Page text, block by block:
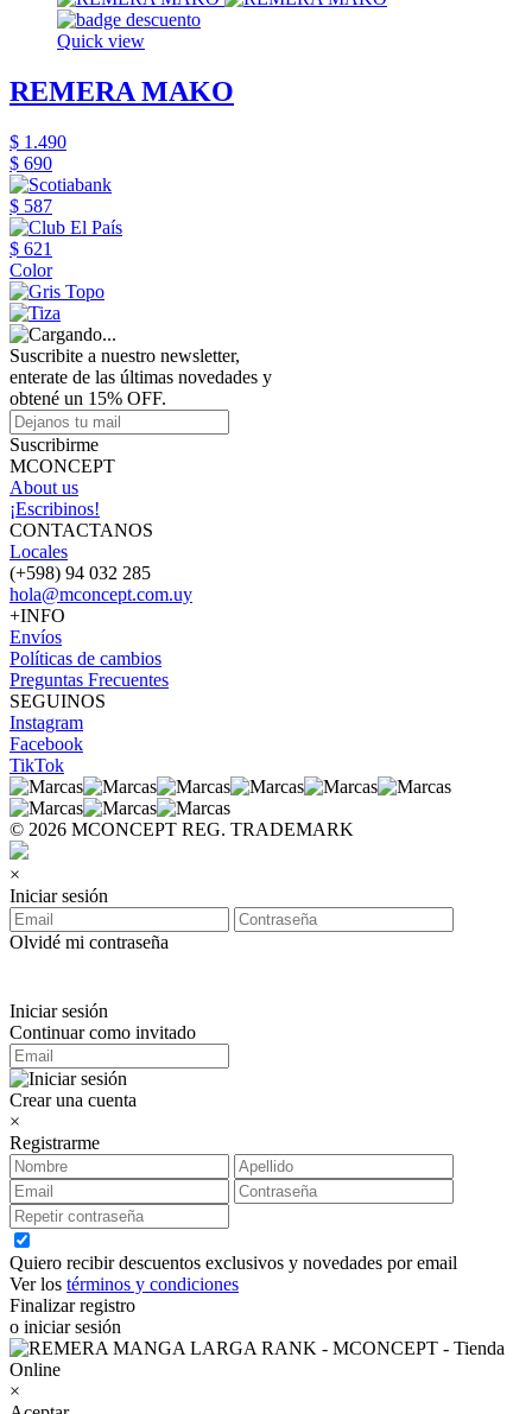
Quick view
REMERA MAKO
$ 1.490
$ 690
$ 587
$ 621
Color
Suscribite a nuestro newsletter,
enterate de las últimas novedades y
obtené un 15% OFF.
Suscribirme
MCONCEPT
About us
¡Escribinos!
CONTACTANOS
Locales
(+598) 94 032 285
hola@mconcept.com.uy
+INFO
Envíos
Políticas de cambios
Preguntas Frecuentes
SEGUINOS
Instagram
Facebook
TikTok
© 2026 MCONCEPT REG. TRADEMARK
×
Iniciar sesión
Olvidé mi contraseña
Iniciar sesión
Continuar como invitado
Crear una cuenta
×
Registrarme
Quiero recibir descuentos exclusivos y novedades por email
Ver los términos y condiciones
Finalizar registro
o iniciar sesión
×